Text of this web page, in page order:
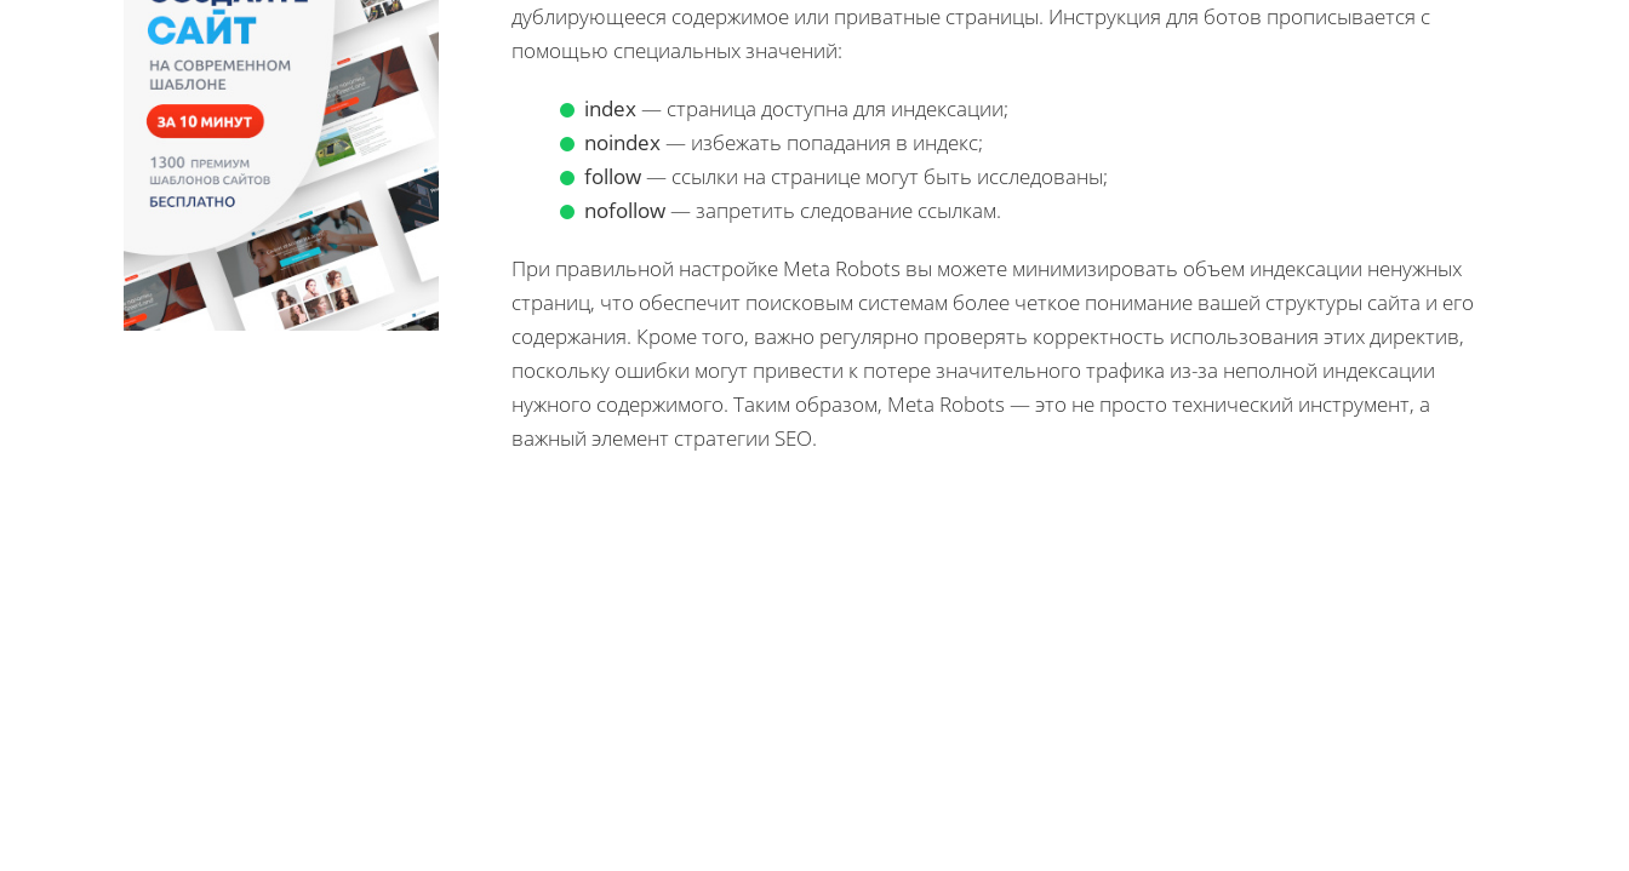
дублирующееся содержимое или приватные страницы. Инструкция для ботов прописывается с
помощью специальных значений:
index— страница доступна для индексации;
noindex— избежать попадания в индекс;
follow— ссылки на странице могут быть исследованы;
nofollow— запретить следование ссылкам.
При правильной настройке Meta Robots вы можете минимизировать объем индексации ненужных
страниц, что обеспечит поисковым системам более четкое понимание вашей структуры сайта и его
содержания. Кроме того, важно регулярно проверять корректность использования этих директив,
поскольку ошибки могут привести к потере значительного трафика из-за неполной индексации
нужного содержимого. Таким образом, Meta Robots — это не просто технический инструмент, а
важный элемент стратегии SEO.